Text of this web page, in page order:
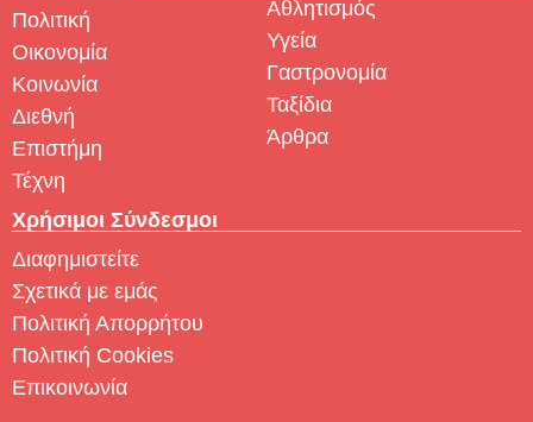
Πολιτική
Οικονομία
Κοινωνία
Διεθνή
Επιστήμη
Τέχνη
Αθλητισμός
Υγεία
Γαστρονομία
Ταξίδια
Άρθρα
Χρήσιμοι Σύνδεσμοι
Διαφημιστείτε
Σχετικά με εμάς
Πολιτική Απορρήτου
Πολιτική Cookies
Επικοινωνία